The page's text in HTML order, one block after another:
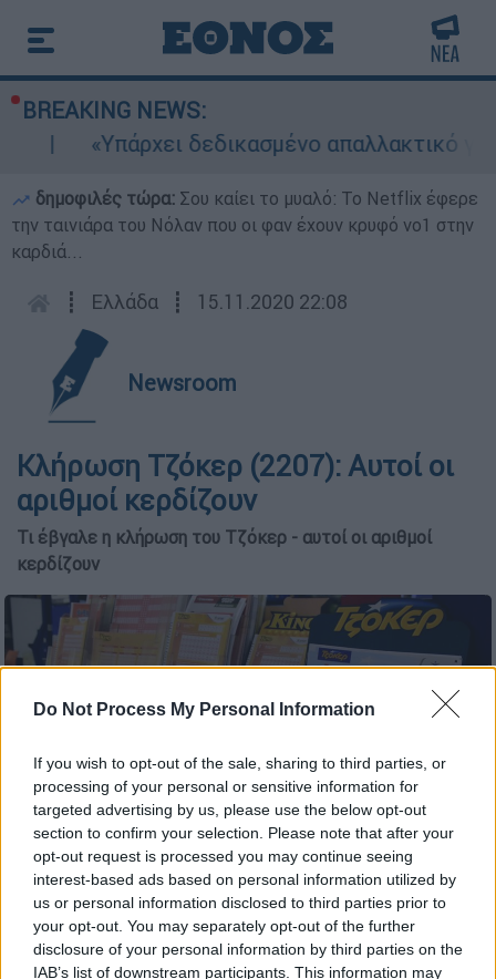
Do Not Process My Personal Information
If you wish to opt-out of the sale, sharing to third parties, or
processing of your personal or sensitive information for
targeted advertising by us, please use the below opt-out
section to confirm your selection. Please note that after your
opt-out request is processed you may continue seeing
interest-based ads based on personal information utilized by
us or personal information disclosed to third parties prior to
your opt-out. You may separately opt-out of the further
disclosure of your personal information by third parties on the
IAB’s list of downstream participants. This information may
BREAKING NEWS:
«Υπάρχει δεδικασμένο απαλλακτικό
δημοφιλές τώρα: Σου καίει το μυαλό: Το Netflix έφερε
την ταινιάρα του Νόλαν που οι φαν έχουν κρυφό νο1 στην
καρδιά...
┋ Ελλάδα ┋ 15.11.2020 22:08
Newsroom
Κλήρωση Τζόκερ (2207): Αυτοί οι
αριθμοί κερδίζουν
Τι έβγαλε η κλήρωση του Τζόκερ - αυτοί οι αριθμοί
κερδίζουν
(Eurokinissi)
Προσθέστε το ΕΘΝΟΣ στη Google